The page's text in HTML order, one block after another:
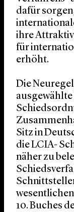
dafür
ihre
für
erhöht.
Die
Sitz in
die LCIA-
näher zu
10. Buches